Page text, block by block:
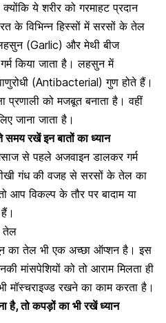
ये शरीर को गरमाहट प्रदान
के विभिन्न हिस्सों में सरसों के तेल
(Garlic) और मेथी बीज
किया जाता है। लहसुन में
(Antibacterial) गुण होते हैं।
प्रणाली को मजबूत बनाता है। वहीं
जाना जाता है।
रखें इन बातों का ध्यान
से पहले अजवाइन डालकर गर्म
गंध की वजह से सरसों के तेल का
आप विकल्प के तौर पर बादाम या
तेल
का तेल भी एक अच्छा ऑप्शन है। इस
मांसपेशियों को तो आराम मिलता ही
मॉस्चराइज्ड रखने का काम करता है।
है, तो कपड़ों का भी रखें ध्यान